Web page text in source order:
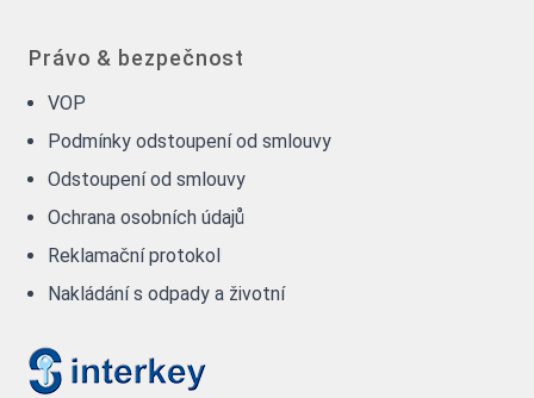
Právo & bezpečnost
VOP
Podmínky odstoupení od smlouvy
Odstoupení od smlouvy
Ochrana osobních údajů
Reklamační protokol
Nakládání s odpady a životní